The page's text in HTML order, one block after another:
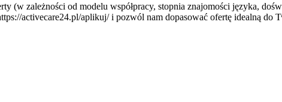
(w zależności od modelu współpracy, stopnia znajomości języka,
activecare24.pl/aplikuj/ i pozwól nam dopasować ofertę idealną do